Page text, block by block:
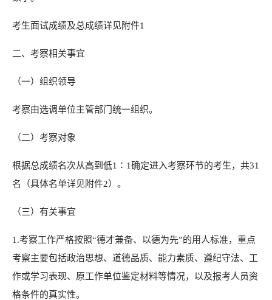
考生面试成绩及总成绩详见附件1
二、考察相关事宜
（一）组织领导
考察由选调单位主管部门统一组织。
（二）考察对象
根据总成绩名次从高到低1∶1确定进入考察环节的考生，共31
名（具体名单详见附件2）。
（三）有关事宜
1.考察工作严格按照“德才兼备、以德为先”的用人标准，重点
考察主要包括政治思想、道德品质、能力素质、遵纪守法、工
作或学习表现、原工作单位鉴定材料等情况，以及报考人员资
格条件的真实性。